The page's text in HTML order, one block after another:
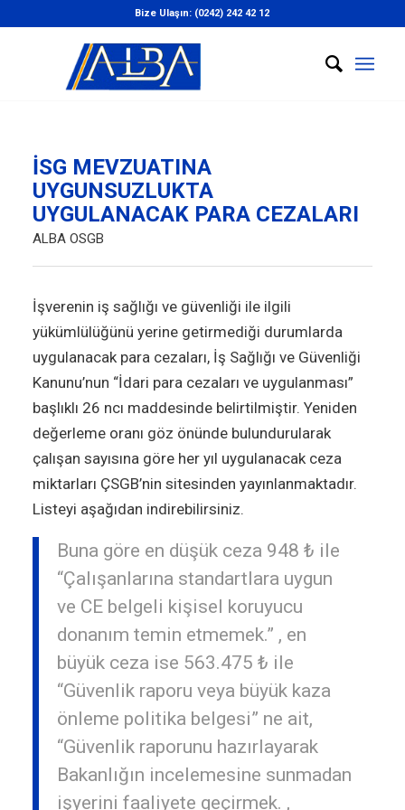
Bize Ulaşın: (0242) 242 42 12
İSG MEVZUATINA
UYGUNSUZLUKTA
UYGULANACAK PARA CEZALARI
ALBA OSGB
İşverenin iş sağlığı ve güvenliği ile ilgili
yükümlülüğünü yerine getirmediği durumlarda
uygulanacak para cezaları, İş Sağlığı ve Güvenliği
Kanunu’nun “İdari para cezaları ve uygulanması”
başlıklı 26 ncı maddesinde belirtilmiştir. Yeniden
değerleme oranı göz önünde bulundurularak
çalışan sayısına göre her yıl uygulanacak ceza
miktarları ÇSGB’nin sitesinden yayınlanmaktadır.
Listeyi aşağıdan indirebilirsiniz.
Buna göre en düşük ceza 948 ₺ ile
“Çalışanlarına standartlara uygun
ve CE belgeli kişisel koruyucu
donanım temin etmemek.” , en
büyük ceza ise 563.475 ₺ ile
“Güvenlik raporu veya büyük kaza
önleme politika belgesi” ne ait,
“Güvenlik raporunu hazırlayarak
Bakanlığın incelemesine sunmadan
işyerini faaliyete geçirmek. ,